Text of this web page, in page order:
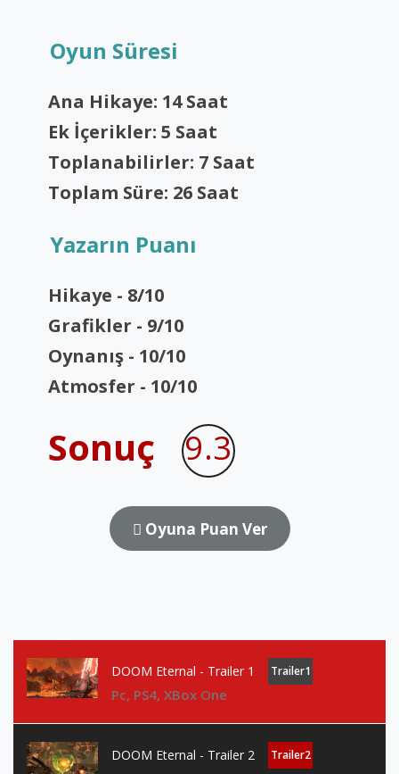
Oyun Süresi
Ana Hikaye: 14 Saat
Ek İçerikler: 5 Saat
Toplanabilirler: 7 Saat
Toplam Süre: 26 Saat
Yazarın Puanı
Hikaye - 8/10
Grafikler - 9/10
Oynanış - 10/10
Atmosfer - 10/10
Sonuç 9.3
Oyuna Puan Ver
DOOM Eternal - Trailer 1
Pc, PS4, XBox One
Trailer1
DOOM Eternal - Trailer 2 Trailer2